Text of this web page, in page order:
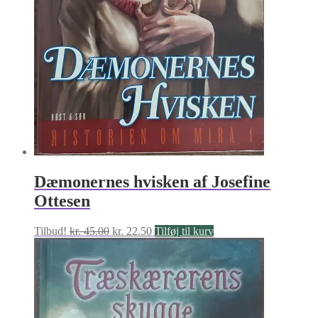
Dæmonernes hvisken af Josefine
Ottesen
Tilbud! kr.45.00 Den
oprindelige
var:
kr. 45.00.
kr. 22.50Den
aktuelle
er:
kr. 22.50.
Tilføj til kurv